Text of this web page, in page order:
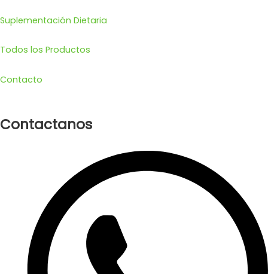
Suplementación Dietaria
Todos los Productos
Contacto
Contactanos